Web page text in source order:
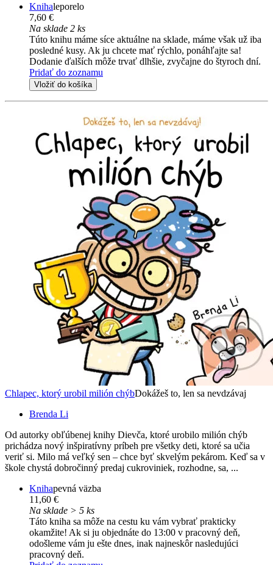
Knihaleporelo
7,60 €
Na sklade 2 ks
Túto knihu máme síce aktuálne na sklade, máme však už iba
posledné kusy. Ak ju chcete mať rýchlo, ponáhľajte sa!
Dodanie ďalších môže trvať dlhšie, zvyčajne do štyroch dní.
Pridať do zoznamu
Vložiť do košíka
Chlapec, ktorý urobil milión chýbDokážeš to, len sa nevdzávaj
Brenda Li
Od autorky obľúbenej knihy Dievča, ktoré urobilo milión chýb
prichádza nový inšpiratívny príbeh pre všetky deti, ktoré sa učia
veriť si. Milo má veľký sen – chce byť skvelým pekárom. Keď sa v
škole chystá dobročinný predaj cukroviniek, rozhodne, sa, ...
Knihapevná väzba
11,60 €
Na sklade > 5 ks
Táto kniha sa môže na cestu ku vám vybrať prakticky
okamžite! Ak si ju objednáte do 13:00 v pracovný deň,
odošleme vám ju ešte dnes, inak najneskôr nasledujúci
pracovný deň.